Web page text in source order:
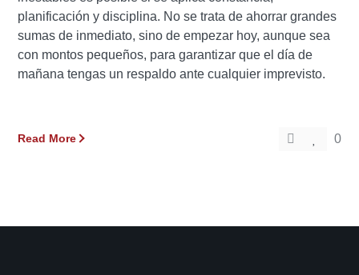
planificación y disciplina. No se trata de ahorrar grandes
sumas de inmediato, sino de empezar hoy, aunque sea
con montos pequeños, para garantizar que el día de
mañana tengas un respaldo ante cualquier imprevisto.
Read More 0